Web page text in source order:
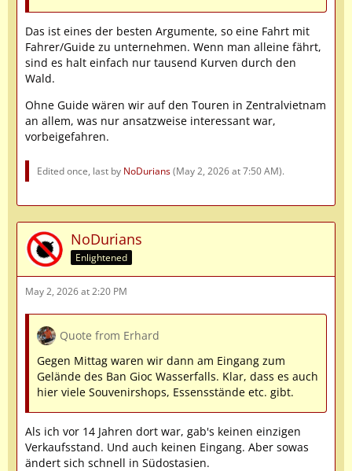
Das ist eines der besten Argumente, so eine Fahrt mit
Fahrer/Guide zu unternehmen. Wenn man alleine fährt,
sind es halt einfach nur tausend Kurven durch den
Wald.
Ohne Guide wären wir auf den Touren in Zentralvietnam
an allem, was nur ansatzweise interessant war,
vorbeigefahren.
Edited once, last by NoDurians(May 2, 2026 at 7:50 AM).
NoDurians
Enlightened
May 2, 2026 at 2:20 PM
Quote from Erhard
Gegen Mittag waren wir dann am Eingang zum
Gelände des Ban Gioc Wasserfalls. Klar, dass es auch
hier viele Souvenirshops, Essensstände etc. gibt.
Als ich vor 14 Jahren dort war, gab's keinen einzigen
Verkaufsstand. Und auch keinen Eingang. Aber sowas
ändert sich schnell in Südostasien.